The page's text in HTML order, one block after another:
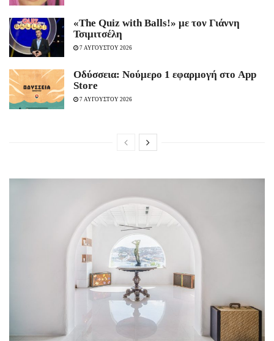
«The Quiz with Balls!» με τον Γιάννη
Τσιμιτσέλη
7 ΑΥΓΟΥΣΤΟΥ 2026
Οδύσσεια: Νούμερο 1 εφαρμογή στο App
Store
7 ΑΥΓΟΥΣΤΟΥ 2026